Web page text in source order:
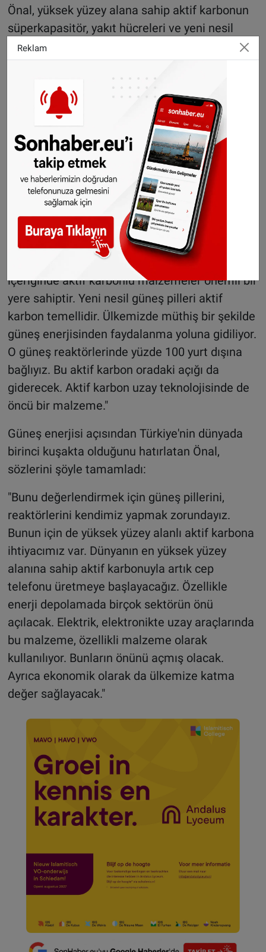
Önal, yüksek yüzey alana sahip aktif karbonun
süperkapasitör, yakıt hücreleri ve yeni nesil
lityum pillerde kullanıldığını belirterek, özellikle
aktif karbonun kullanıldığı süperkapasitörlerin
mobil telekomünikasyon gibi yüksek güç
gerektiren sistemlerde, elektrikli araçlardan
başlayarak motorlarda yedek güç, taşınabilir
elektronik cihazlar ve darbeli güç cihazlarında
kullanıldığını da kaydetti.
Türkiye'de elektrik, elektronik endüstrisinde
büyük katma değeri olan hiçbir ürün
üretilmediğini savunan Önal, şunları kaydetti:
"Örneğin, Türkiye'de yılda 5 milyar dolar cep
telefonuna para veriyoruz. Cep telefonun
içeriğinde aktif karbonlu malzemeler önemli bir
yere sahiptir. Yeni nesil güneş pilleri aktif
karbon temellidir. Ülkemizde müthiş bir şekilde
güneş enerjisinden faydalanma yoluna gidiliyor.
O güneş reaktörlerinde yüzde 100 yurt dışına
bağlıyız. Bu aktif karbon oradaki açığı da
giderecek. Aktif karbon uzay teknolojisinde de
öncü bir malzeme."
Güneş enerjisi açısından Türkiye'nin dünyada
birinci kuşakta olduğunu hatırlatan Önal,
sözlerini şöyle tamamladı:
"Bunu değerlendirmek için güneş pillerini,
reaktörlerini kendimiz yapmak zorundayız.
Bunun için de yüksek yüzey alanlı aktif karbona
ihtiyacımız var. Dünyanın en yüksek yüzey
alanına sahip aktif karbonuyla artık cep
telefonu üretmeye başlayacağız. Özellikle
enerji depolamada birçok sektörün önü
açılacak. Elektrik, elektronikte uzay araçlarında
bu malzeme, özellikli malzeme olarak
kullanılıyor. Bunların önünü açmış olacak.
Ayrıca ekonomik olarak da ülkemize katma
değer sağlayacak."
Reklam